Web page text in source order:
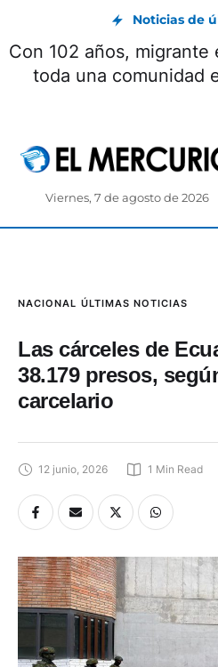
Noticias de
Con 102 años, migrante
toda una comunidad
Viernes, 7 de agosto de 2026
NACIONAL ÚLTIMAS NOTICIAS
Las cárceles de
38.179 presos,
carcelario
12 junio, 2026 1 Min Read